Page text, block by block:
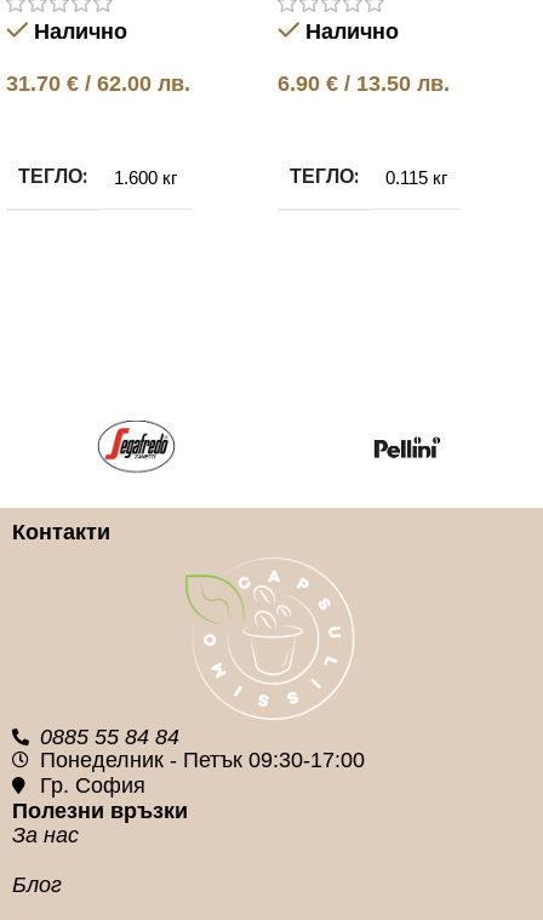
Налично
31.70 € / 62.00 лв.
ТЕГЛО 1.600 кг
Налично
6.90 € / 13.50 лв.
ТЕГЛО 0.115 кг
Контакти
0885 55 84 84
Понеделник - Петък 09:30-17:00
Гр. София
Полезни връзки
За нас
Блог